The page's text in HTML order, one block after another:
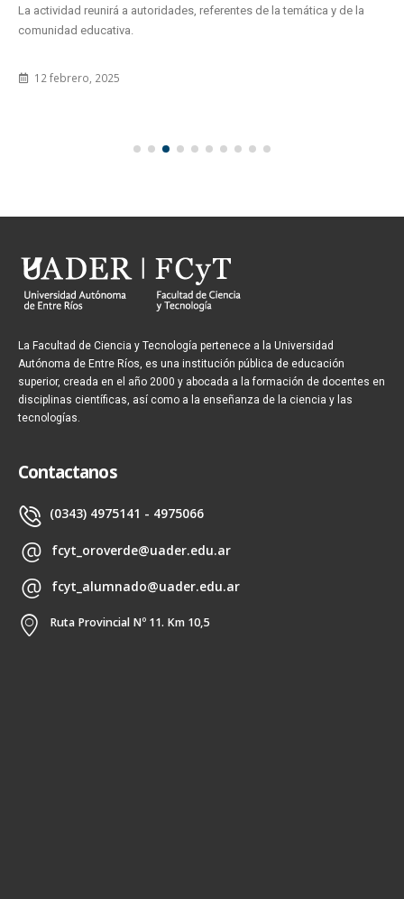
La actividad reunirá a autoridades, referentes de la temática y de la
comunidad educativa.
12 febrero, 2025
La Facultad de Ciencia y Tecnología pertenece a la Universidad
Autónoma de Entre Ríos, es una institución pública de educación
superior, creada en el año 2000 y abocada a la formación de docentes en
disciplinas científicas, así como a la enseñanza de la ciencia y las
tecnologías.
Contactanos
(0343) 4975141 - 4975066
fcyt_oroverde@uader.edu.ar
fcyt_alumnado@uader.edu.ar
Ruta Provincial Nº 11. Km 10,5